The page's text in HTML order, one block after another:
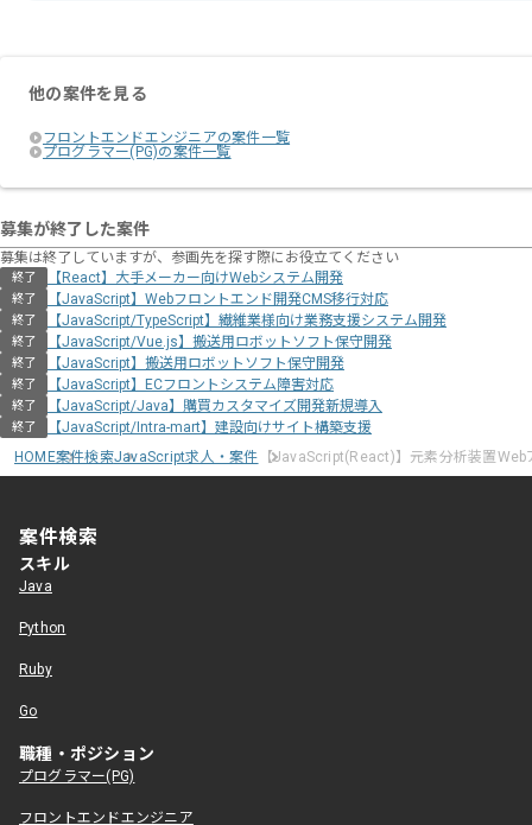
他の案件を見る
フロントエンドエンジニアの案件一覧
プログラマー(PG)の案件一覧
募集が終了した案件
募集は終了していますが、参画先を探す際にお役立てください
終了 【React】大手メーカー向けWebシステム開発
終了 【JavaScript】Webフロントエンド開発CMS移行対応
終了 【JavaScript/TypeScript】繊維業様向け業務支援システム開発
終了 【JavaScript/Vue.js】搬送用ロボットソフト保守開発
終了 【JavaScript】搬送用ロボットソフト保守開発
終了 【JavaScript】ECフロントシステム障害対応
終了 【JavaScript/Java】購買カスタマイズ開発新規導入
終了
【JavaScript/Intra-mart】建設向けサイト構築支援
HOME案件検索JavaScript求人・案件 【JavaScript(React)】元素分析装置Web
案件検索
スキル
Java
Python
Ruby
Go
職種・ポジション
プログラマー(PG)
フロントエンドエンジニア